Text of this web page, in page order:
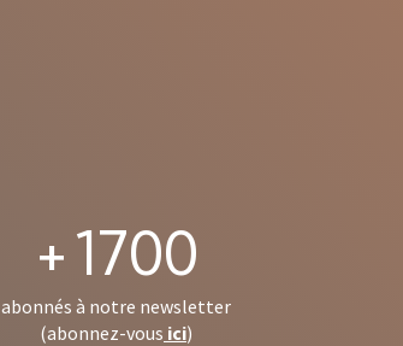
+1700
abonnés à notre newsletter
(abonnez-vous ici)